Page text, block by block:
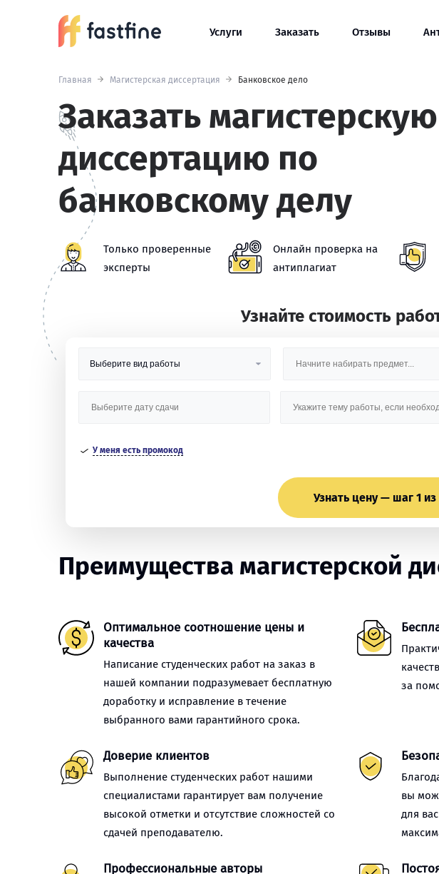
Услуги Заказать Отзывы
Главная Магистерская диссертация Банковское дело
Заказать магистерскую
диссертацию по
банковскому делу
Только проверенные
эксперты
Онлайн проверка на
антиплагиат
Узнайте стоимость
У меня есть промокод
Узнать цену — шаг 1 из
Преимущества магистерской
Оптимальное соотношение цены и
качества
Написание студенческих работ на заказ в
нашей компании подразумевает бесплатную
доработку и исправление в течение
выбранного вами гарантийного срока.
за
Доверие клиентов
Выполнение студенческих работ нашими
специалистами гарантирует вам получение
высокой отметки и отсутствие сложностей со
сдачей преподавателю.
вы
для
Профессиональные авторы